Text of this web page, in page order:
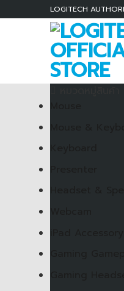
to
LOGITECH